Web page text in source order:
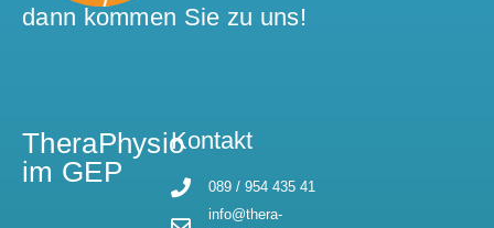
dann kommen Sie zu uns!
TheraPhysio
im GEP
Kontakt
089 / 954 435 41
info@thera-